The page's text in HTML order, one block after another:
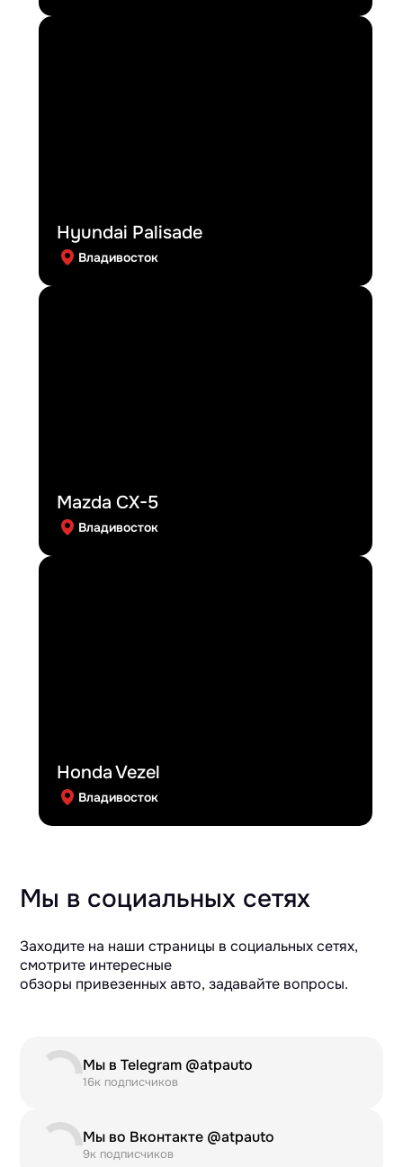
Hyundai Palisade
Владивосток
Mazda CX-5
Владивосток
Honda Vezel
Владивосток
Мы в социальных сетях
Заходите на наши страницы в социальных сетях,
смотрите интересные
обзоры привезенных авто, задавайте вопросы.
Мы в Telegram @atpauto
16к подписчиков
Мы во Вконтакте @atpauto
9к подписчиков